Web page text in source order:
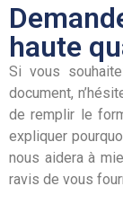
haute
Si vous
document,
de remplir le
expliquer
nous aidera à
ravis de vous